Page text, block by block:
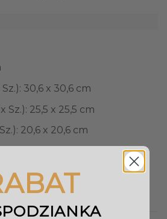
30,6 x 30,6 cm
Sz.): 25,5 x 25,5 cm
20,6 x 20,6 cm
Szkło